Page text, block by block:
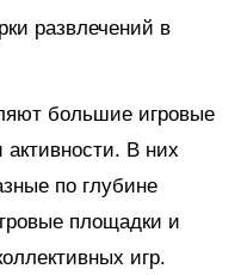
развлечений в
большие игровые
В них
по глубине
площадки и
игр.